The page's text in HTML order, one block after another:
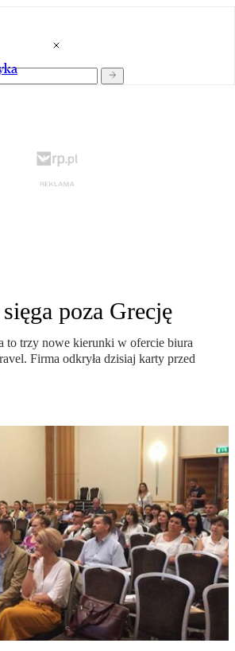
poza Grecję
to trzy nowe kierunki w ofercie biura
Firma odkryła dzisiaj karty przed